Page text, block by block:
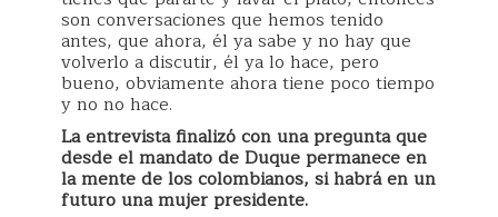
son conversaciones que hemos tenido
antes, que ahora, él ya sabe y no hay que
volverlo a discutir, él ya lo hace, pero
bueno, obviamente ahora tiene poco tiempo
y no no hace.
La entrevista finalizó con una pregunta que
desde el mandato de Duque permanece en
la mente de los colombianos, si habrá en un
futuro una mujer presidente.